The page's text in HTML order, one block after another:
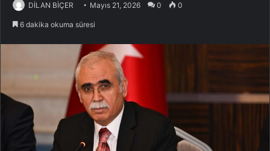
DİLAN BİÇER Mayıs 21, 2026 0 0
6 dakika okuma süresi